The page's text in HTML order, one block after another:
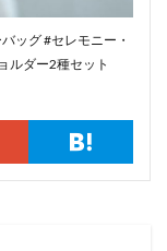
ッグ #セレモニー・
ルダー2種セット